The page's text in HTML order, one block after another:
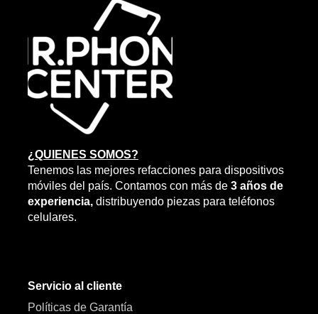
¿QUIENES SOMOS?
Tenemos las mejores refacciones para dispositivos
móviles del país. Contamos con más de 3 años de
experiencia, distribuyendo piezas para teléfonos
celulares.
Servicio al cliente
Políticas de Garantía